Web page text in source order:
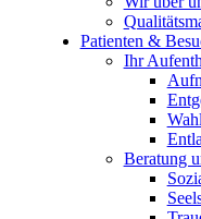
Patienten &
Ihr
Beratung